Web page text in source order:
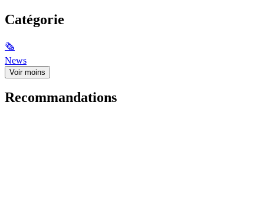
Catégorie
🗞
News
Voir moins
Recommandations